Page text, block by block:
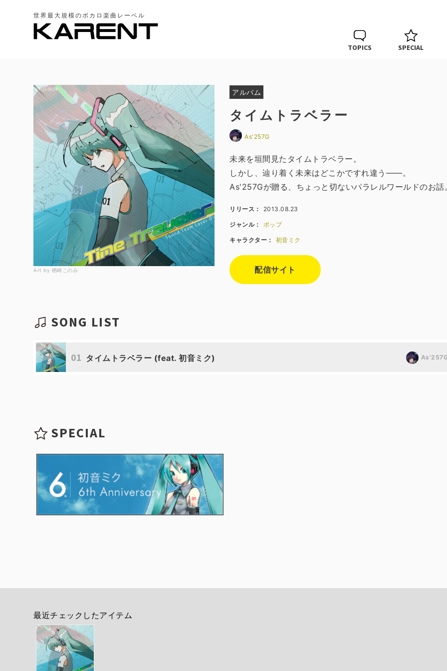
世界最大規模のボカロ楽曲レーベル
TOPICS SPECIAL
Art by 楢崎このみ
アルバム
タイムトラベラー
As'257G
未来を垣間見たタイムトラベラー。
しかし、辿り着く未来はどこかですれ違う――。
As'257Gが贈る、ちょっと切ないパラレルワールドのお話
リリース： 2013.08.23
ジャンル： ポップ
キャラクター： 初音ミク
配信サイト
SONG LIST
01 タイムトラベラー (feat. 初音ミク)
SPECIAL
最近チェックしたアイテム